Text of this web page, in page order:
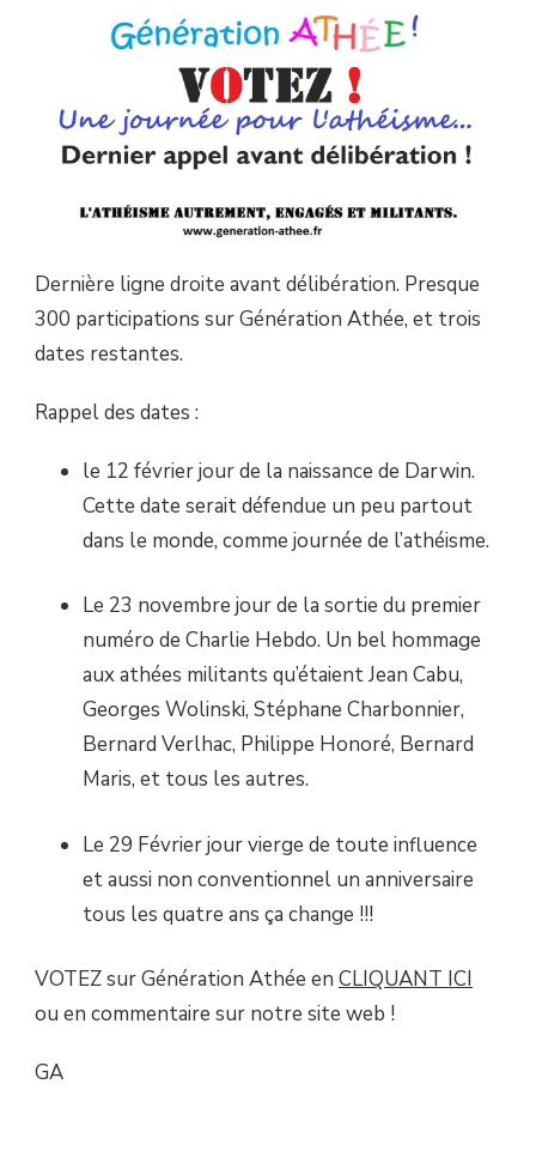
Dernière ligne droite avant délibération. Presque
300 participations sur Génération Athée, et trois
dates restantes.
Rappel des dates :
le 12 février jour de la naissance de Darwin.
Cette date serait défendue un peu partout
dans le monde, comme journée de l’athéisme.
Le 23 novembre jour de la sortie du premier
numéro de Charlie Hebdo. Un bel hommage
aux athées militants qu’étaient Jean Cabu,
Georges Wolinski, Stéphane Charbonnier,
Bernard Verlhac, Philippe Honoré, Bernard
Maris, et tous les autres.
Le 29 Février jour vierge de toute influence
et aussi non conventionnel un anniversaire
tous les quatre ans ça change !!!
VOTEZ sur Génération Athée en CLIQUANT ICI
ou en commentaire sur notre site web !
GA